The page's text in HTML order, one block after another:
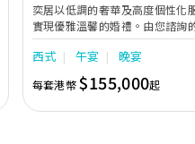
奕居以低調的奢華及高度個性化
實現優雅溫馨的婚禮。由您諮詢
日子，我們的專業團隊會為您攜
西式 午宴 晚宴
每套港幣$155,000起